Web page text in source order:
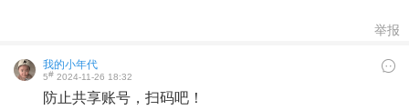
举报
我的小年代
5# 2024-11-26 18:32
防止共享账号，扫码吧！